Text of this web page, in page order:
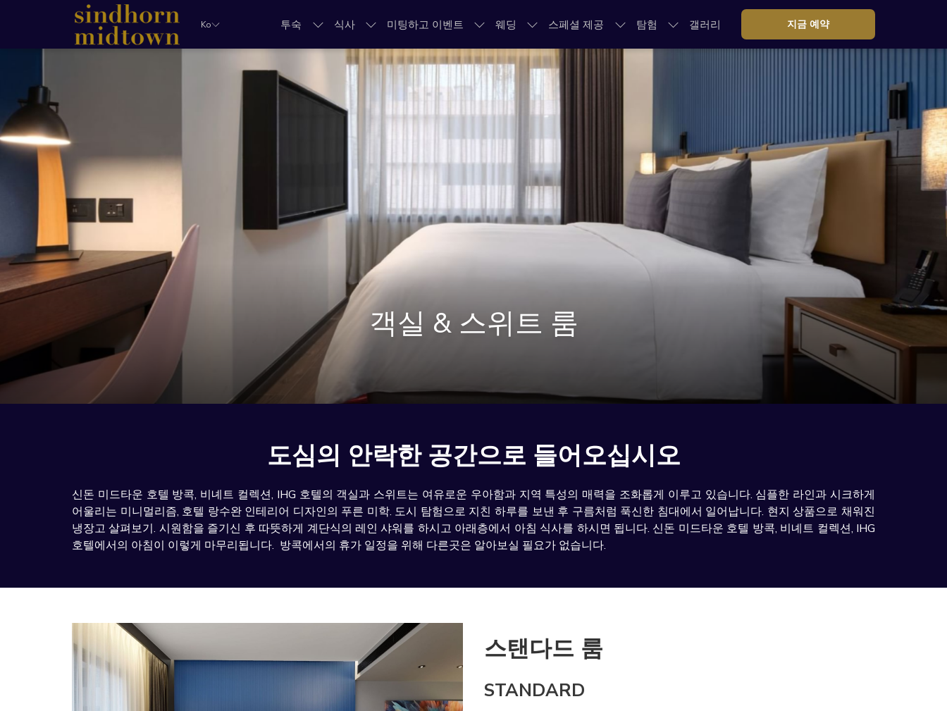
Ko 투숙 식사 미팅하고 이벤트 웨딩 스페셜 제공 탐험 갤러리 지금 예약
객실 & 스위트 룸
도심의 안락한 공간으로 들어오십시오
신돈 미드타운 호텔 방콕, 비녜트 컬렉션, IHG 호텔의 객실과 스위트는 여유로운 우아함과 지역 특성의 매력을 조화롭게 이루고 있습니다. 심플한 라인과 시크하게
어울리는 미니멀리즘, 호텔 랑수완 인테리어 디자인의 푸른 미학. 도시 탐험으로 지친 하루를 보낸 후 구름처럼 푹신한 침대에서 일어납니다. 현지 상품으로 채워진
냉장고 살펴보기. 시원함을 즐기신 후 따뜻하게 계단식의 레인 샤워를 하시고 아래층에서 아침 식사를 하시면 됩니다. 신돈 미드타운 호텔 방콕, 비녜트 컬렉션, IHG
호텔에서의 아침이 이렇게 마무리됩니다. 방콕에서의 휴가 일정을 위해 다른곳은 알아보실 필요가 없습니다.
스탠다드 룸
STANDARD